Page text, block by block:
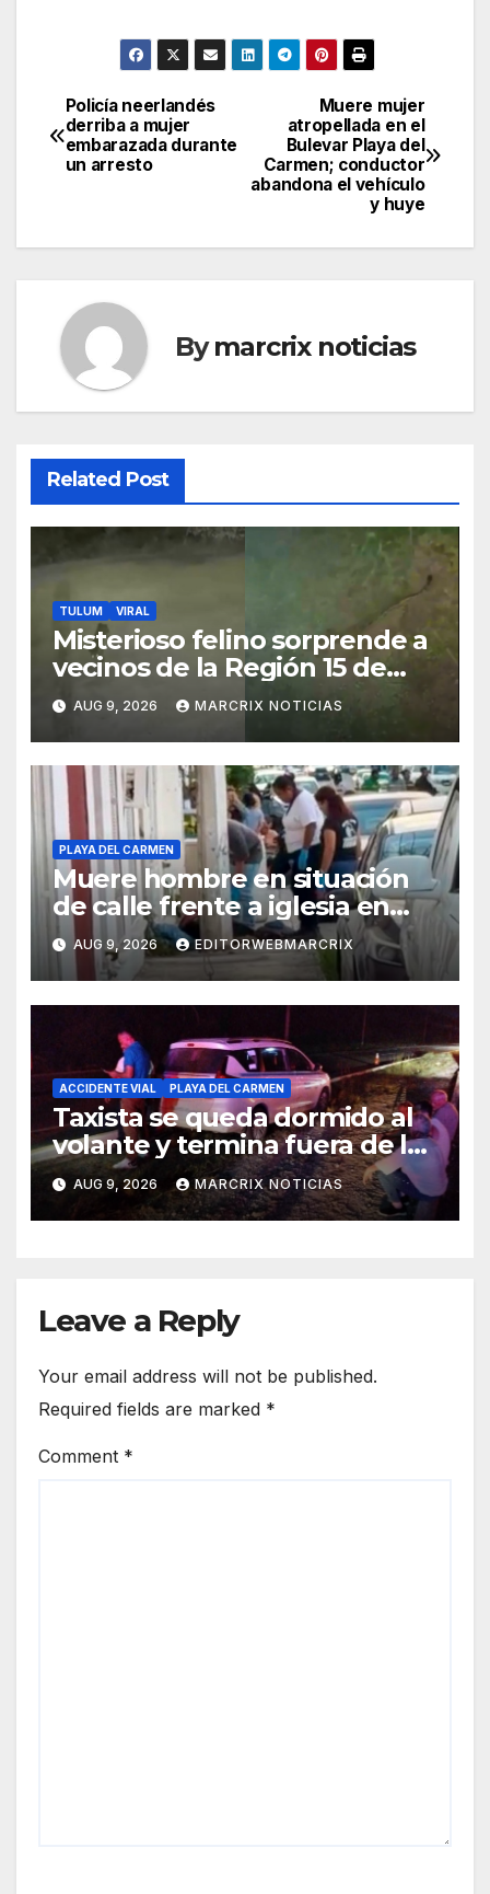
Post
navigation
Muere mujer
atropellada en el
Bulevar Playa del
Carmen; conductor
abandona el vehículo
y huye
Policía neerlandés
derriba a mujer
embarazada durante
un arresto
Bymarcrix noticias
Related Post
TULUM VIRAL
Misterioso felino sorprende a
vecinos de la Región 15 de
Tulum
AUG 9, 2026 MARCRIX NOTICIAS
PLAYA DEL CARMEN
Muere hombre en situación
de calle frente a iglesia en
Playa del Carmen
AUG 9, 2026 EDITORWEBMARCRIX
ACCIDENTE VIAL PLAYA DEL CARMEN
Taxista se queda dormido al
volante y termina fuera de la
Carretera Federal 307
AUG 9, 2026 MARCRIX NOTICIAS
Leave a Reply
Your email address will not be published.
Required fields are marked *
Comment *